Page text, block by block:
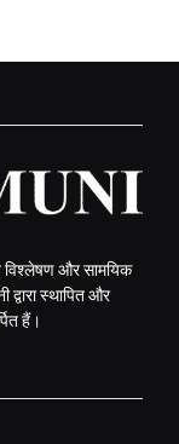
विश्लेषण और सामयिक
स्थापित और
हैं।